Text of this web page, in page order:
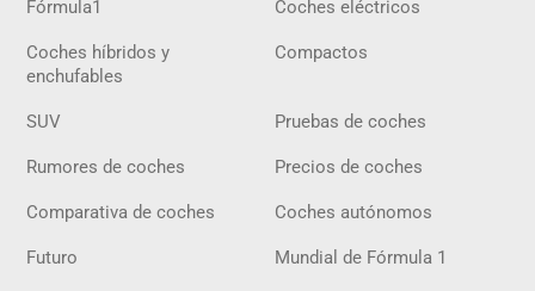
Fórmula1 Coches eléctricos
Coches híbridos y
enchufables
Compactos
SUV Pruebas de coches
Rumores de coches Precios de coches
Comparativa de coches Coches autónomos
Futuro Mundial de Fórmula 1